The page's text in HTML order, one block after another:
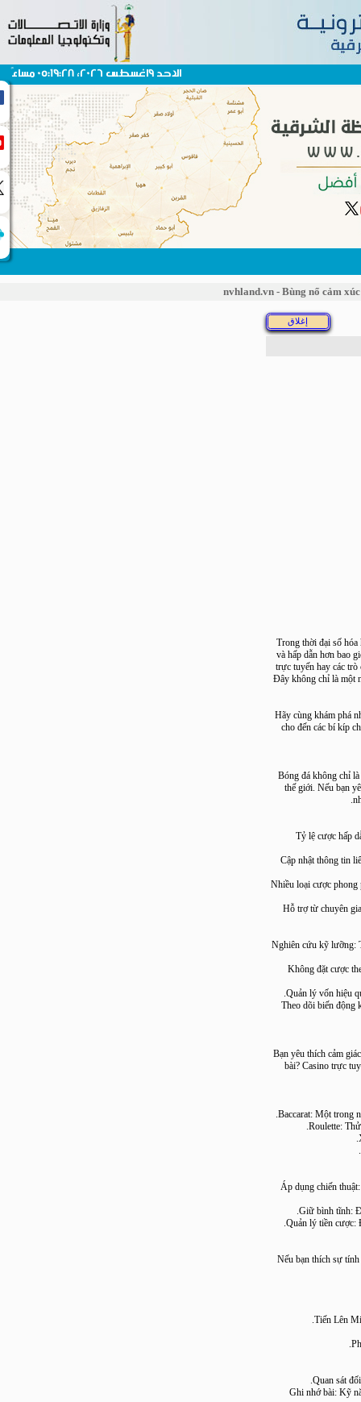
الاحد 9اغسطس 2026، 05:19:28 مساءً
nvhland.vn - Bùng nổ
Trong thời đại số
và hấp dẫn hơn
trực tuyến hay
Đây không chỉ là
Hãy cùng khám
cho đến các bí
Bóng đá không
thế giới. Nếu
Tỷ lệ cược
Cập nhật thông
Nhiều loại cược
Hỗ trợ từ
✅ Nghiên cứu kỹ
✅ Không đặt
✅ Theo dõi
Bạn yêu thích
bài? Casino
Baccarat: Một
Roulette:
💡 Áp dụng
Nếu bạn thích
🧠 Ghi nhớ